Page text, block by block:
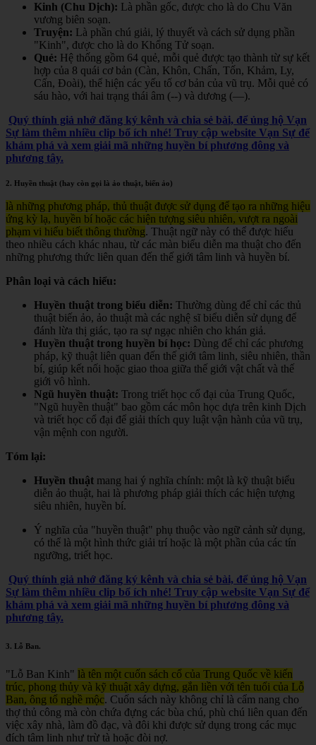
Kinh (Chu Dịch): Là phần gốc, được cho là do Chu Văn
vương biên soạn.
Truyện: Là phần chú giải, lý thuyết và cách sử dụng phần
"Kinh", được cho là do Khổng Tử soạn.
Quẻ: Hệ thống gồm 64 quẻ, mỗi quẻ được tạo thành từ sự kết
hợp của 8 quái cơ bản (Càn, Khôn, Chấn, Tốn, Khảm, Ly,
Cấn, Đoài), thể hiện các yếu tố cơ bản của vũ trụ. Mỗi quẻ có
sáu hào, với hai trạng thái âm (--) và dương (—).
Quý thính giả nhớ đăng ký kênh và chia sẻ bài, để ủng hộ Vạn
Sự làm thêm nhiều clip bổ ích nhé! Truy cập website Vạn Sự để
khám phá và xem giải mã những huyền bí phương đông và
phương tây.
2. Huyền thuật (hay còn gọi là ảo thuật, biến ảo)
là những phương pháp, thủ thuật được sử dụng để tạo ra những hiệu
ứng kỳ lạ, huyền bí hoặc các hiện tượng siêu nhiên, vượt ra ngoài
phạm vi hiểu biết thông thường. Thuật ngữ này có thể được hiểu
theo nhiều cách khác nhau, từ các màn biểu diễn ma thuật cho đến
những phương thức liên quan đến thế giới tâm linh và huyền bí.
Phân loại và cách hiểu:
Huyền thuật trong biểu diễn: Thường dùng để chỉ các thủ
thuật biến ảo, ảo thuật mà các nghệ sĩ biểu diễn sử dụng để
đánh lừa thị giác, tạo ra sự ngạc nhiên cho khán giả.
Huyền thuật trong huyền bí học: Dùng để chỉ các phương
pháp, kỹ thuật liên quan đến thế giới tâm linh, siêu nhiên, thần
bí, giúp kết nối hoặc giao thoa giữa thế giới vật chất và thế
giới vô hình.
Ngũ huyền thuật: Trong triết học cổ đại của Trung Quốc,
"Ngũ huyền thuật" bao gồm các môn học dựa trên kinh Dịch
và triết học cổ đại để giải thích quy luật vận hành của vũ trụ,
vận mệnh con người.
Tóm lại:
Huyền thuật mang hai ý nghĩa chính: một là kỹ thuật biểu
diễn ảo thuật, hai là phương pháp giải thích các hiện tượng
siêu nhiên, huyền bí.
Ý nghĩa của "huyền thuật" phụ thuộc vào ngữ cảnh sử dụng,
có thể là một hình thức giải trí hoặc là một phần của các tín
ngưỡng, triết học.
Quý thính giả nhớ đăng ký kênh và chia sẻ bài, để ủng hộ Vạn
Sự làm thêm nhiều clip bổ ích nhé! Truy cập website Vạn Sự để
khám phá và xem giải mã những huyền bí phương đông và
phương tây.
3. Lỗ Ban.
"Lỗ Ban Kinh" là tên một cuốn sách cổ của Trung Quốc về kiến
trúc, phong thủy và kỹ thuật xây dựng, gắn liền với tên tuổi của Lỗ
Ban, ông tổ nghề mộc. Cuốn sách này không chỉ là cẩm nang cho
thợ thủ công mà còn chứa đựng các bùa chú, phù chú liên quan đến
việc xây nhà, làm đồ đạc, và đôi khi được sử dụng trong các mục
đích tâm linh như trừ tà hoặc đòi nợ.